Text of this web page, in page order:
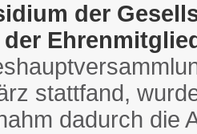
der
stattfand,
dadurch die